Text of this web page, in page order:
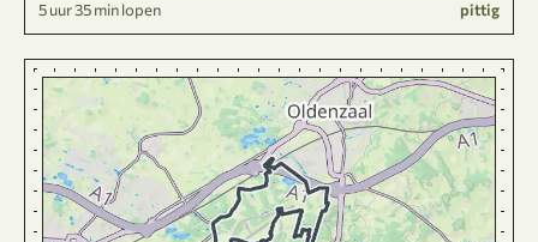
5 uur 35 min lopen pittig